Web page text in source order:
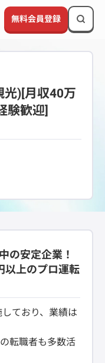
無料会員登録
光)[月収40万
験歓迎]
の安定企業！
以上のプロ運転
ており、業績は
転職者も多数活